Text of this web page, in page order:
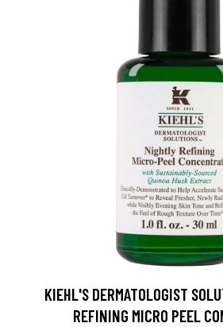
KIEHL'S DERMATOLOGIST
REFINING MICRO PEEL